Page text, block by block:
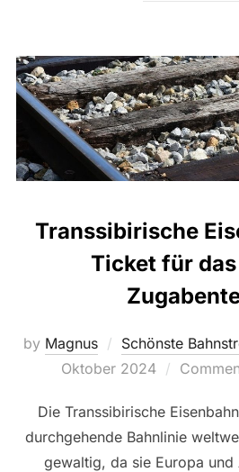
Transsibirische
Ticket für
by Magnus Schönste
Oktober 2024
Die Transsibirische
durchgehende Bahnlinie
gewaltig, da sie Europa und